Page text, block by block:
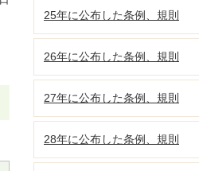
25年に公布した条例、規則
26年に公布した条例、規則
27年に公布した条例、規則
28年に公布した条例、規則